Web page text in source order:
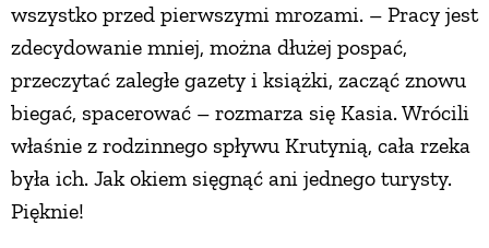
wszystko przed pierwszymi mrozami. – Pracy jest
zdecydowanie mniej, można dłużej pospać,
przeczytać zaległe gazety i książki, zacząć znowu
biegać, spacerować – rozmarza się Kasia. Wrócili
właśnie z rodzinnego spływu Krutynią, cała rzeka
była ich. Jak okiem sięgnąć ani jednego turysty.
Pięknie!